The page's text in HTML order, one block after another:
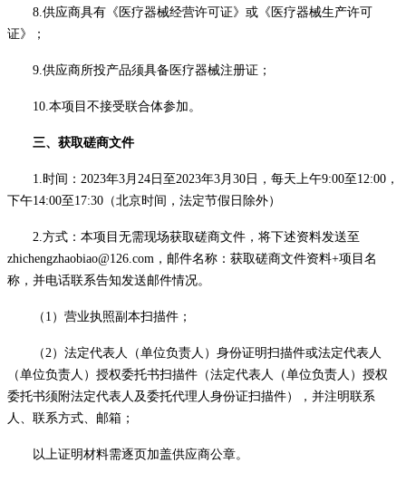
8.供应商具有《医疗器械经营许可证》或《医疗器械生产许可
证》
；
9.供应商所投产品须具备医疗器械注册证；
10.本项目不接受联合体参加。
三、获取磋商文件
1.时间：2023年3月 24 日至2023年3月 30 日，每天上午9:00至12:00，
下午14:00至17:30（北京时间，法定节假日除外）
2.方式：本项目无需现场获取磋商文件 ，将下述资料发送至
zhichengzhaobiao@126.com，邮件名称：获取磋商文件资料+项目名
称，并电话联系告知发送邮件情况。
（ 1）营业执照副本扫描件；
（2）法定代表人（单位负责人）身份证明扫描件或法定代表人
（单位负责人）授权委托书扫描件（法定代表人（单位负责人）授权
委托书须附法定代表人及委托代理人身份证扫描件），并注明联系
人、联系方式、邮箱；
以上证明材料需逐页加盖供应商公章。